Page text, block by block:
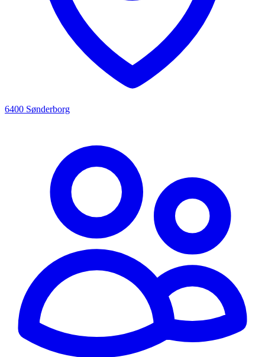
6400 Sønderborg